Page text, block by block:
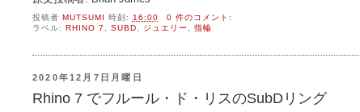
投稿者 MUTSUMI 時刻: 16:00
0 件のコメント:
ラベル: RHINO 7 SUBD ジュエリー 指輪
2020年12月7日月曜日
Rhino 7 でフルール・ド・リスのSubDリング